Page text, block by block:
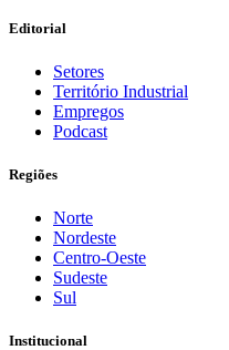
Editorial
Setores
Território Industrial
Empregos
Podcast
Regiões
Norte
Nordeste
Centro-Oeste
Sudeste
Sul
Institucional